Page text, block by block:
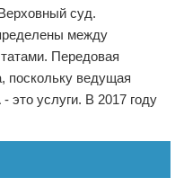
суд.
между
Передовая
поскольку ведущая
это услуги. В 2017 году